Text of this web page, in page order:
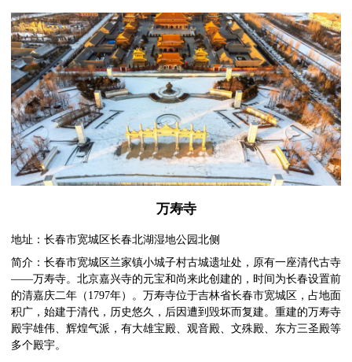
万寿寺
地址：长春市宽城区长春北湖湿地公园北侧
简介：长春市宽城区兰家镇小城子村古城遗址处，原有一座清代古寺
——万寿寺。北京嘉兴寺的元宝和尚来此创建的，时间为长春设置前
的清嘉庆二年（1797年）。万寿寺位于吉林省长春市宽城区，占地面
积广，始建于清代，历史悠久，后因遭到毁坏而复建。重建的万寿寺
殿宇雄伟、辉煌气派，有大雄宝殿、观音殿、文殊殿、东方三圣殿等
多个殿宇。